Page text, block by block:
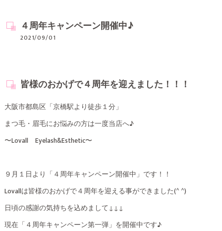
４周年キャンペーン開催中♪
2021/09/01
皆様のおかげで４周年を迎えました！！！
大阪市都島区「京橋駅より徒歩１分」
まつ毛・眉毛にお悩みの方は一度当店へ♪
〜Lovall Eyelash&Esthetic〜
９月１日より「４周年キャンペーン開催中」です！！
Lovallは皆様のおかげで４周年を迎える事ができました(^ ^)
日頃の感謝の気持ちを込めまして↓↓↓
現在「４周年キャンペーン第一弾」を開催中です♪